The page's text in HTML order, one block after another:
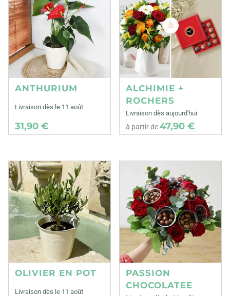
ANTHURIUM
Livraison dès le 11 août
31,90 €
ALCHIMIE +
ROCHERS
Livraison dès aujourd'hui
à partir de47,90 €
OLIVIER EN POT
Livraison dès le 11 août
PASSION
CHOCOLATEE